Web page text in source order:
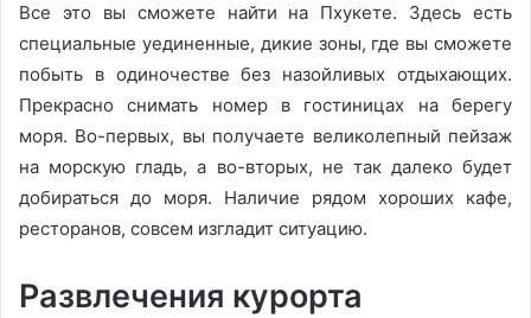
Все это вы сможете найти на Пхукете. Здесь есть
специальные уединенные, дикие зоны, где вы сможете
побыть в одиночестве без назойливых отдыхающих.
Прекрасно снимать номер в гостиницах на берегу
моря. Во-первых, вы получаете великолепный пейзаж
на морскую гладь, а во-вторых, не так далеко будет
добираться до моря. Наличие рядом хороших кафе,
ресторанов, совсем изгладит ситуацию.
Развлечения курорта